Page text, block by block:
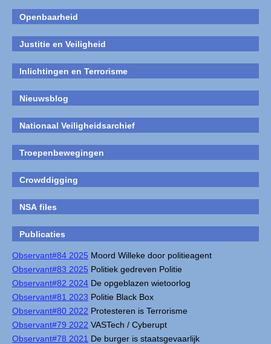
Openbaarheid
Justitie en Veiligheid
Inlichtingen en Terrorisme
Nieuwsblog
Nationaal Veiligheidsarchief
Troepenbewegingen
Crowddigging
NSA files
Publicaties
Observant#84 2025 Moord Willeke door politieagent
Observant#83 2025 Politiek gedreven Politie
Observant#82 2024 De opgeblazen wietoorlog
Observant#81 2023 Politie Black Box
Observant#80 2022 Protesteren is Terrorisme
Observant#79 2022 VASTech / Cyberupt
Observant#78 2021 De burger is staatsgevaarlijk